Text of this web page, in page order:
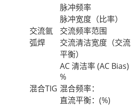
脉冲频率
脉冲宽度（比率）
交流氩
弧焊
交流频率范围
交流清洁宽度（交流
平衡）
AC 清洁率 (AC Bias)
%
混合TIG 混合频率：
直流平衡：(%)